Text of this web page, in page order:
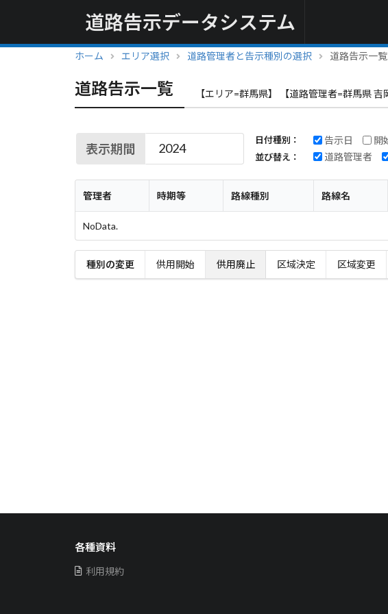
道路告示データシステム
ホーム エリア選択 道路管理者と告示種別の選択 道路告示一覧
道路告示一覧 【エリア=群馬県】 【道路管理者=群馬県 吉
表示期間
日付種別： 告示日 開
並び替え： 道路管理者
管理者 時期等 路線種別 路線名
NoData.
種別の変更 供用開始 供用廃止 区域決定 区域変更
各種資料
利用規約